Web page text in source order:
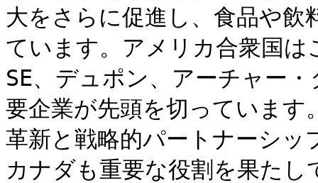
大をさらに促進し、食品や飲
ています。アメリカ合衆国は
SE、デュポン、アーチャー
要企業が先頭を切っています
革新と戦略的パートナーシ
カナダも重要な役割を果た